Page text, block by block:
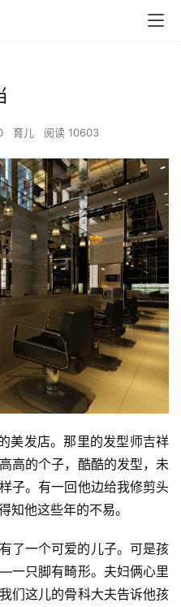
育儿 阅读 10603
美发店。那里的发型师吉祥
高的个子，酷酷的发型，未
子。有一回他边给我修剪头
知他这些年的不易。
了一个可爱的儿子。可是孩
只脚有畸形。夫妇俩心里
们这儿的骨科大夫告诉他孩